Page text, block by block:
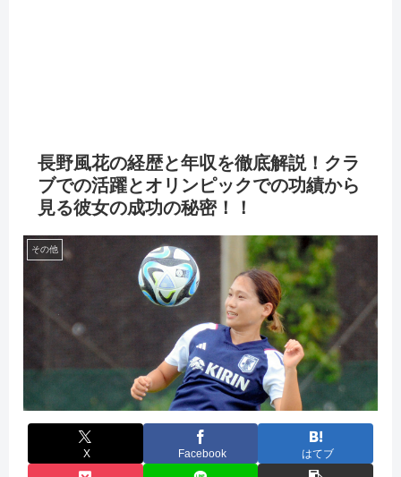
長野風花の経歴と年収を徹底解説！クラ
ブでの活躍とオリンピックでの功績から
見る彼女の成功の秘密！！
その他
X Facebook はてブ